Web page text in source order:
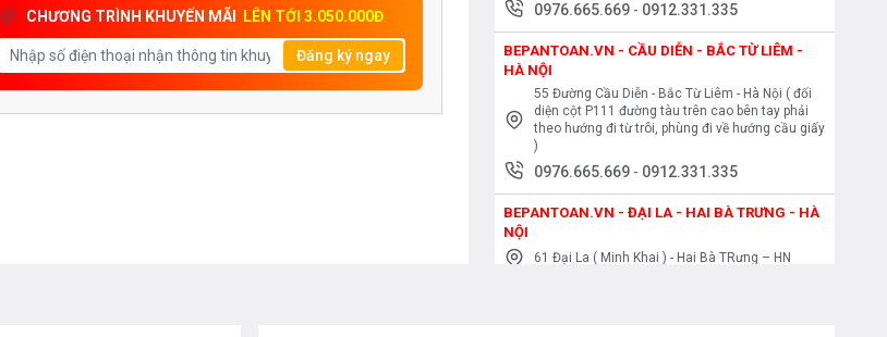
CHƯƠNG TRÌNH KHUYẾN MÃI LÊN TỚI 3.050.000Đ
Đăng ký ngay
0976.665.669 - 0912.331.335
BEPANTOAN.VN - CẦU DIỄN - BẮC TỪ LIÊM -
HÀ NỘI
55 Đường Cầu Diễn - Bắc Từ Liêm - Hà Nội ( đối
diện cột P111 đường tàu trên cao bên tay phải
theo hướng đi từ trôi, phùng đi về hướng cầu giấy
)
0976.665.669 - 0912.331.335
BEPANTOAN.VN - ĐẠI LA - HAI BÀ TRƯNG - HÀ
NỘI
61 Đại La ( Minh Khai ) - Hai Bà TRưng – HN